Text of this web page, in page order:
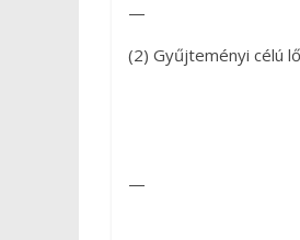
—
(2) Gyűjteményi célú
—